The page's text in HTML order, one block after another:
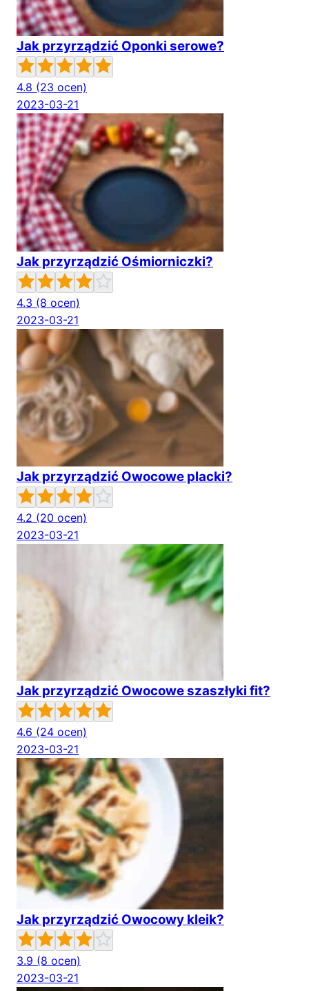
Jak przyrządzić Oponki serowe?
4.8 (23 ocen)
2023-03-21
Jak przyrządzić Ośmiorniczki?
4.3 (8 ocen)
2023-03-21
Jak przyrządzić Owocowe placki?
4.2 (20 ocen)
2023-03-21
Jak przyrządzić Owocowe szaszłyki fit?
4.6 (24 ocen)
2023-03-21
Jak przyrządzić Owocowy kleik?
3.9 (8 ocen)
2023-03-21